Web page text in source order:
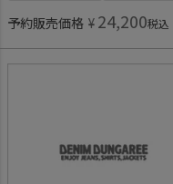
予約販売価格 ¥ 24,200税込